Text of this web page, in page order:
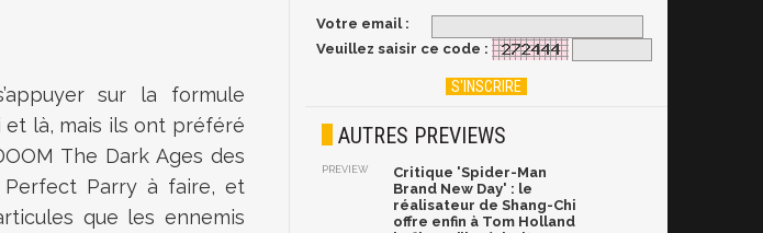
sur la formule
là, mais ils ont préféré
The Dark Ages des
Parry à faire, et
que les ennemis
Votre email :
Veuillez saisir ce code :
AUTRES PREVIEWS
PREVIEW
Critique 'Spider-Man
Brand New Day' : le
réalisateur de Shang-Chi
offre enfin à Tom Holland